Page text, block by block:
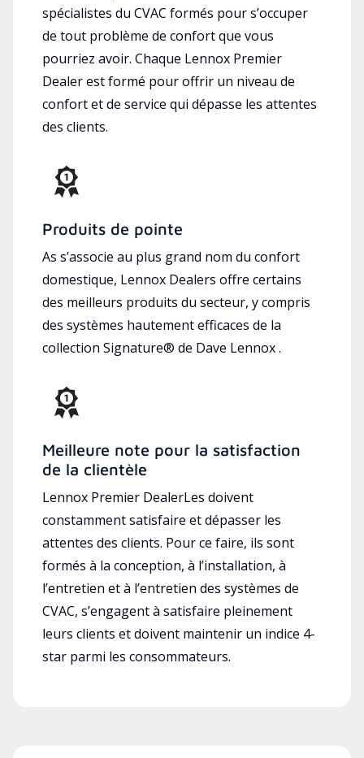
spécialistes du CVAC formés pour s’occuper
de tout problème de confort que vous
pourriez avoir. Chaque Lennox Premier
Dealer est formé pour offrir un niveau de
confort et de service qui dépasse les attentes
des clients.
Produits de pointe
As s’associe au plus grand nom du confort
domestique, Lennox Dealers offre certains
des meilleurs produits du secteur, y compris
des systèmes hautement efficaces de la
collection Signature® de Dave Lennox .
Meilleure note pour la satisfaction
de la clientèle
Lennox Premier DealerLes doivent
constamment satisfaire et dépasser les
attentes des clients. Pour ce faire, ils sont
formés à la conception, à l’installation, à
l’entretien et à l’entretien des systèmes de
CVAC, s’engagent à satisfaire pleinement
leurs clients et doivent maintenir un indice 4-
star parmi les consommateurs.